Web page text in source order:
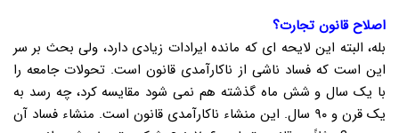
اصلاح قانون تجارت؟
بله، البته این لایحه ای که مانده ایرادات زیادی دارد، ولی بحث بر سر
این است که فساد ناشی از ناکارآمدی قانون است. تحولات جامعه را
با یک سال و شش ماه گذشته هم نمی شود مقایسه کرد، چه رسد به
یک قرن و ۹۰ سال. این منشاء ناکارآمدی قانون است. منشاء فساد آن